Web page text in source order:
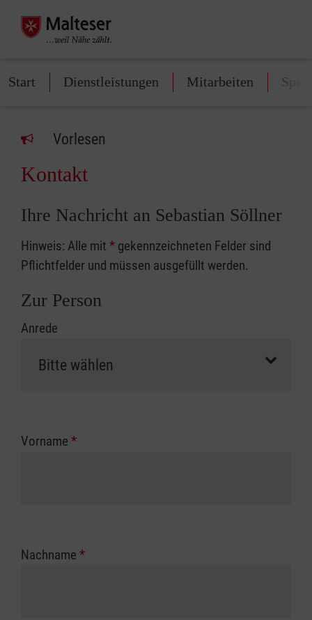
Start Dienstleistungen Mitarbeiten
Vorlesen
Kontakt
Ihre Nachricht an Sebastian Söllner
Hinweis: Alle mit * gekennzeichneten Felder sind
Pflichtfelder und müssen ausgefüllt werden.
Zur Person
Anrede
Vorname *
Nachname *